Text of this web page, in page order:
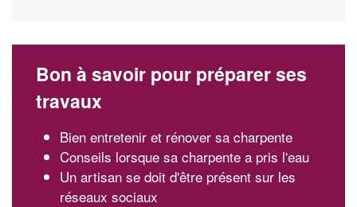
Bon à savoir pour préparer ses
travaux
Bien entretenir et rénover sa charpente
Conseils lorsque sa charpente a pris l'eau
Un artisan se doit d'être présent sur les
réseaux sociaux